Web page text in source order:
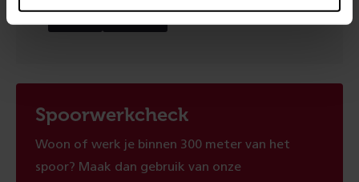
Ja Nee
Spoorwerkcheck
Woon of werk je binnen 300 meter van het
spoor? Maak dan gebruik van onze